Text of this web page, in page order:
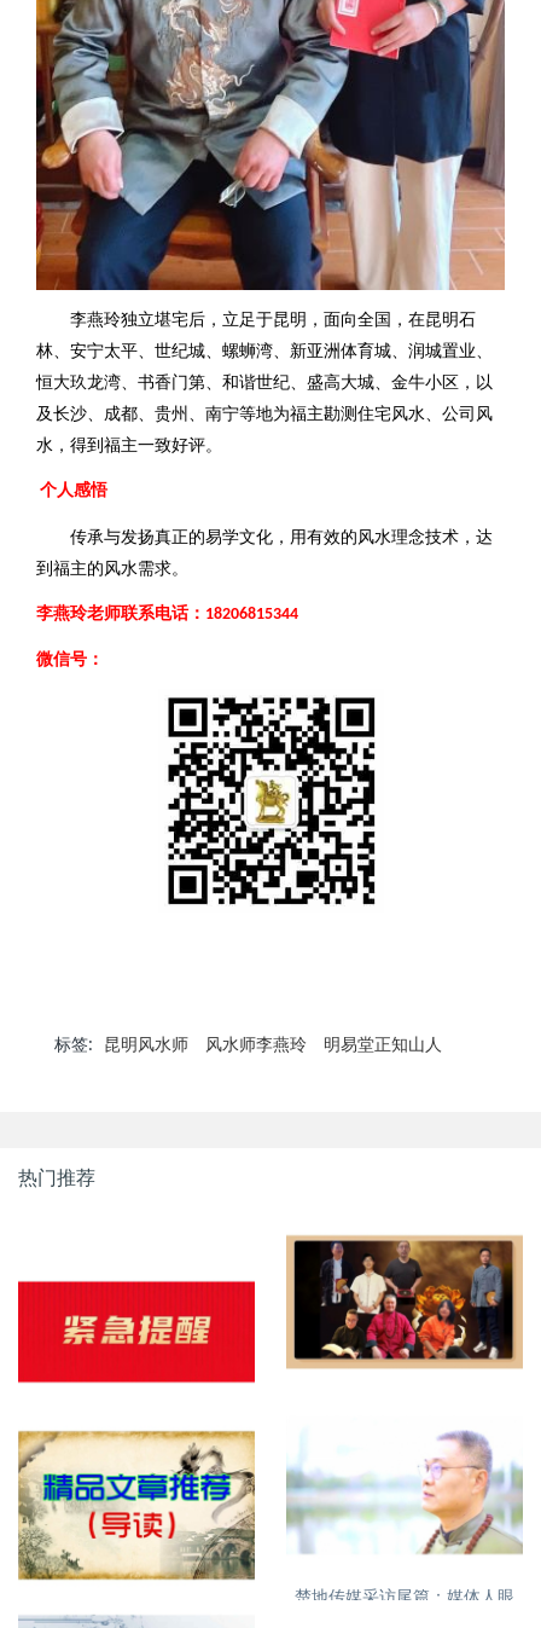
李燕玲独立堪宅后，立足于昆明，面向全国，在昆明石
林、安宁太平、世纪城、螺蛳湾、新亚洲体育城、润城置业、
恒大玖龙湾、书香门第、和谐世纪、盛高大城、金牛小区，以
及长沙、成都、贵州、南宁等地为福主勘测住宅风水、公司风
水，得到福主一致好评。
个人感悟
传承与发扬真正的易学文化，用有效的风水理念技术，达
到福主的风水需求。
李燕玲老师联系电话： 18206815344
微信号：
标签: 昆明风水师 风水师李燕玲 明易堂正知山人
热门推荐
紧急提醒，明易堂有重名，大
家需看清
楚地传媒采访尾篇：媒体人眼
特别推荐精品文章